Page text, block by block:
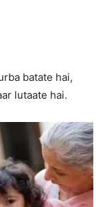
batate hai,
lutaate hai.